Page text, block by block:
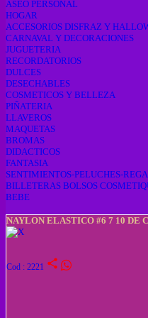
ASEO PERSONAL
HOGAR
ACCESORIOS DISFRAZ Y
CARNAVAL Y DECORACIONES
JUGUETERIA
RECORDATORIOS
DULCES
DESECHABLES
COSMETICOS Y BELLEZA
PIÑATERIA
LLAVEROS
MAQUETAS
BROMAS
DIDACTICOS
FANTASIA
SENTIMIENTOS-PELUCHES-
BILLETERAS BOLSOS
BEBE
NAYLON ELASTICO #6 7 10 DE
Cod : 2221 share